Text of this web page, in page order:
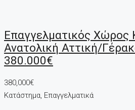
Επαγγελματικός Χώρος
Ανατολική Αττική/
380.000€
380,000€
Κατάστημα, Επαγγελματικά